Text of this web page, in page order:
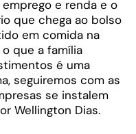
e renda e o
que chega ao bolso
em comida na
que a família
é uma
seguiremos com as
se instalem
Wellington Dias.